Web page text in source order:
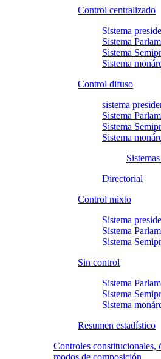
Control centralizado
Sistema
Sistema
Sistema
Sistema
Control difuso
sistema
Sistema
Sistema
Sistema
Directorial
Control mixto
Sistema
Sistema
Sistema
Sin control
Sistema
Sistema
Sistema
Resumen estadístico
Controles constitucionales,
modos de composición